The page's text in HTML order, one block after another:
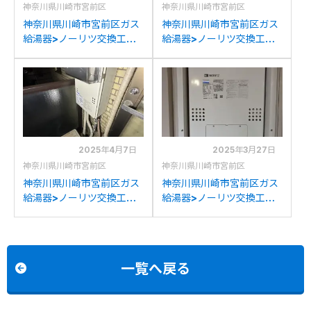
神奈川県川崎市宮前区
神奈川県川崎市宮前区ガス
給湯器>ノーリツ交換工事
C08ARS-AWQからノー
リツGTH-C2460AW3H-
1BLへの交換
神奈川県川崎市宮前区
神奈川県川崎市宮前区ガス
給湯器>ノーリツ交換工事
2427SAWXからノーリツ
GT-2470SAW BLへの交
2025年4月7日
神奈川県川崎市宮前区
神奈川県川崎市宮前区ガス
給湯器>ノーリツ交換工事
2025年3月27日
神奈川県川崎市宮前区
神奈川県川崎市宮前区ガス
給湯器>ノーリツ交換工事
一覧へ戻る